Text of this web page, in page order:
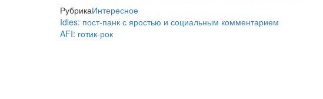
РубрикаИнтересное
Idles: пост-панк с яростью и социальным комментарием
AFI: готик-рок